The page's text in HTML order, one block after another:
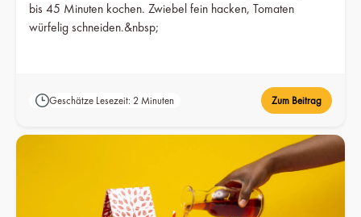
bis 45 Minuten kochen. Zwiebel fein hacken, Tomaten
würfelig schneiden.&nbsp;
Geschätze Lesezeit: 2 Minuten Zum Beitrag